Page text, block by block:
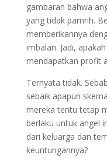
gambaran bahwa
yang tidak pamrih.
memberikannya
imbalan. Jadi,
mendapatkan profit
Ternyata tidak.
sebaik apapun
mereka tentu tetap
berlaku untuk angel
dari keluarga dan
keuntungannya?